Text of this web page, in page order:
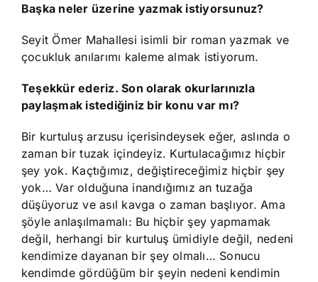
Başka neler üzerine yazmak istiyorsunuz?
Seyit Ömer Mahallesi isimli bir roman yazmak ve
çocukluk anılarımı kaleme almak istiyorum.
Teşekkür ederiz. Son olarak okurlarınızla
paylaşmak istediğiniz bir konu var mı?
Bir kurtuluş arzusu içerisindeysek eğer, aslında o
zaman bir tuzak içindeyiz. Kurtulacağımız hiçbir
şey yok. Kaçtığımız, değiştireceğimiz hiçbir şey
yok… Var olduğuna inandığımız an tuzağa
düşüyoruz ve asıl kavga o zaman başlıyor. Ama
şöyle anlaşılmamalı: Bu hiçbir şey yapmamak
değil, herhangi bir kurtuluş ümidiyle değil, nedeni
kendimize dayanan bir şey olmalı… Sonucu
kendimde gördüğüm bir şeyin nedeni kendimin